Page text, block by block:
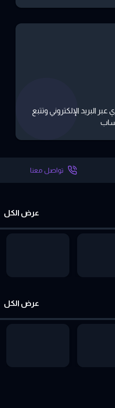
البريد الإلكتروني وتتبع
تواصل معنا
عرض الكل
عرض الكل